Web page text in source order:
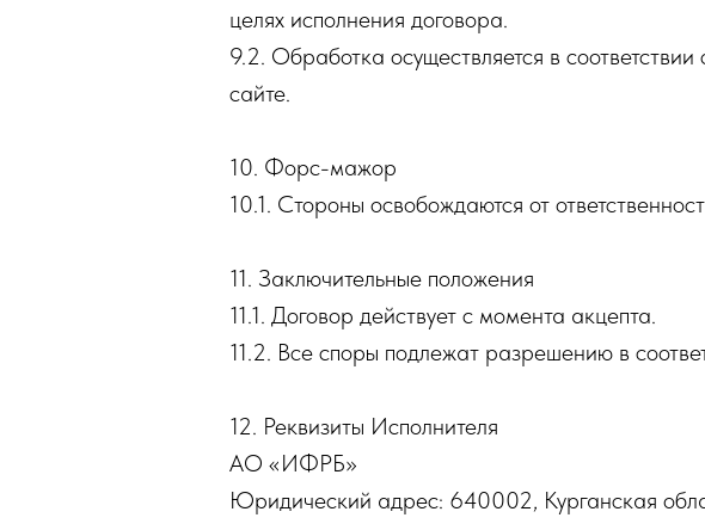
целях исполнения договора.
9.2. Обработка осуществляется в
сайте.
10. Форс-мажор
10.1. Стороны освобождаются от
11. Заключительные положения
11.1. Договор действует с момента акцепта.
11.2. Все споры подлежат разрешению в
12. Реквизиты Исполнителя
АО «ИФРБ»
Юридический адрес: 640002, Курганская